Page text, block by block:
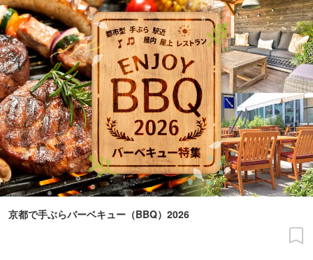
京都で手ぶらバーベキュー（BBQ）2026